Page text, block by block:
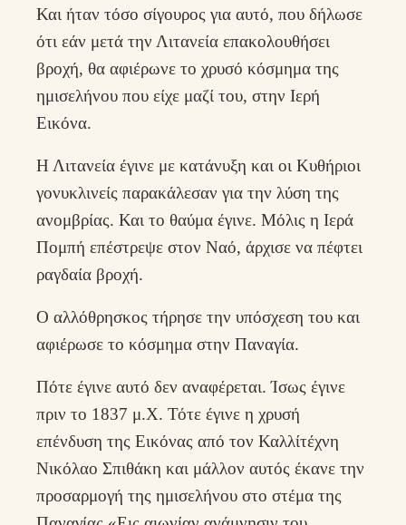
Και ήταν τόσο σίγουρος για αυτό, που δήλωσε
ότι εάν μετά την Λιτανεία επακολουθήσει
βροχή, θα αφιέρωνε το χρυσό κόσμημα της
ημισελήνου που είχε μαζί του, στην Ιερή
Εικόνα.
Η Λιτανεία έγινε με κατάνυξη και οι Κυθήριοι
γονυκλινείς παρακάλεσαν για την λύση της
ανομβρίας. Και το θαύμα έγινε. Μόλις η Ιερά
Πομπή επέστρεψε στον Ναό, άρχισε να πέφτει
ραγδαία βροχή.
Ο αλλόθρησκος τήρησε την υπόσχεση του και
αφιέρωσε το κόσμημα στην Παναγία.
Πότε έγινε αυτό δεν αναφέρεται. Ίσως έγινε
πριν το 1837 μ.Χ. Τότε έγινε η χρυσή
επένδυση της Εικόνας από τον Καλλίτέχνη
Νικόλαο Σπιθάκη και μάλλον αυτός έκανε την
προσαρμογή της ημισελήνου στο στέμα της